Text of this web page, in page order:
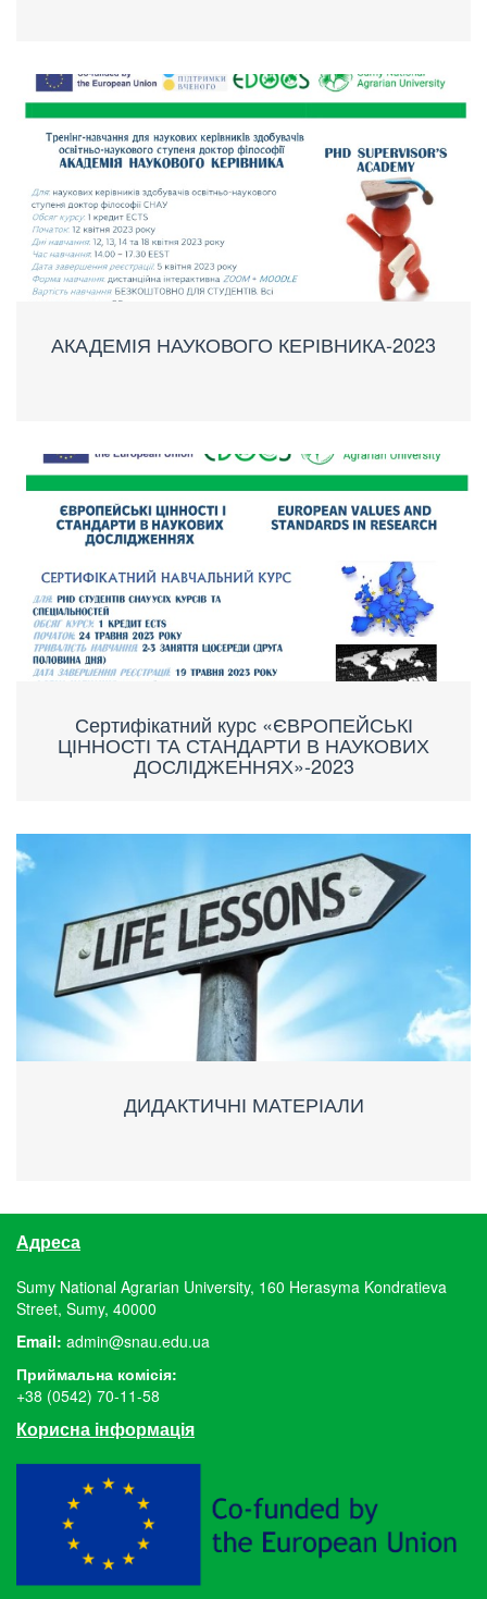
АКАДЕМІЯ НАУКОВОГО КЕРІВНИКА-2023
Сертифікатний курс «ЄВРОПЕЙСЬКІ
ЦІННОСТІ ТА СТАНДАРТИ В НАУКОВИХ
ДОСЛІДЖЕННЯХ»-2023
ДИДАКТИЧНІ МАТЕРІАЛИ
Адреса
Sumy National Agrarian University, 160 Herasyma Kondratieva
Street, Sumy, 40000
Email: admin@snau.edu.ua
Приймальна комісія:
+38 (0542) 70-11-58
Корисна інформація